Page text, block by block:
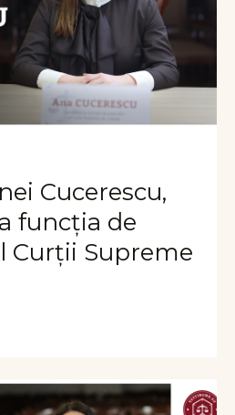
Cucerescu,
funcția de
Curții Supreme